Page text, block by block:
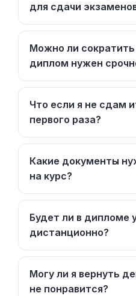
для сдачи
Можно ли сократить
диплом нужен
Что если я не сдам
первого раза?
Какие документы
на курс?
Будет ли в дипломе
дистанционно?
Могу ли я вернуть
не понравится?